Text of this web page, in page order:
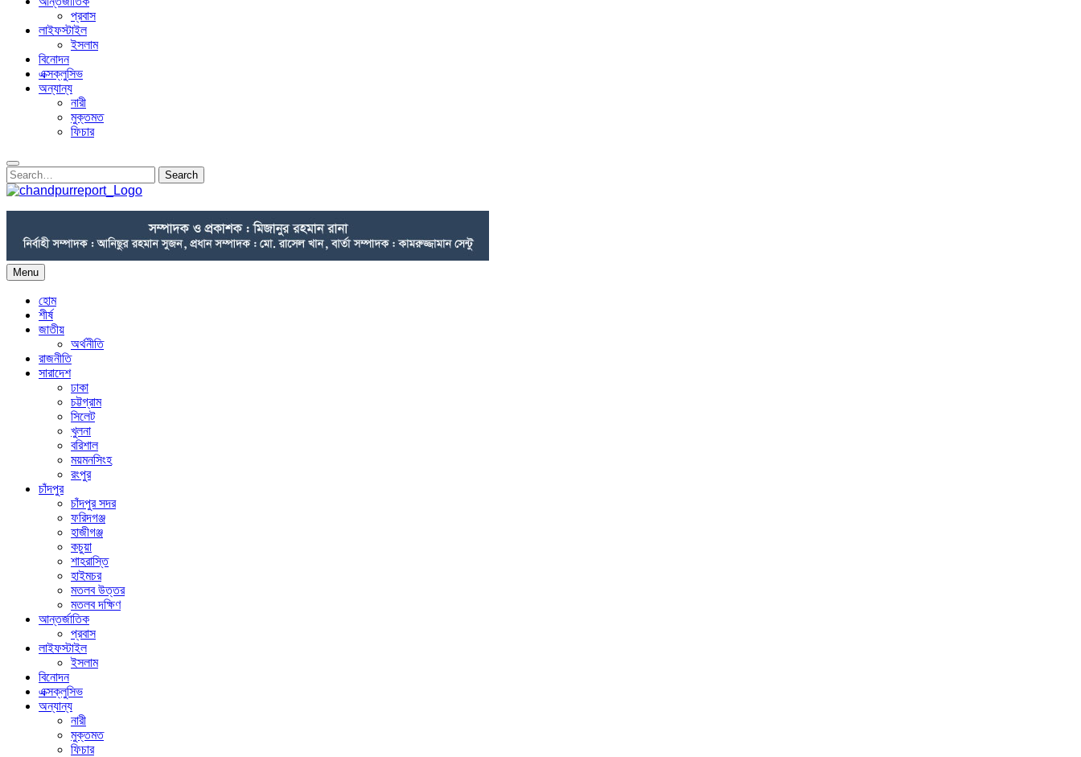
প্রবাস
লাইফস্টাইল
ইসলাম
বিনোদন
এক্সক্লুসিভ
অন্যান্য
নারী
মুক্তমত
ফিচার
Search
for:
Search
chandpurreport.com- News Portal In Chandpur.
Find News Portal Latest News, Videos & Pictures on News Portal and see latest updates, news, information In Chandpur.
Menu
হোম
শীর্ষ
জাতীয়
অর্থনীতি
রাজনীতি
সারাদেশ
ঢাকা
চট্টগ্রাম
সিলেট
খুলনা
বরিশাল
ময়মনসিংহ
রংপুর
চাঁদপুর
চাঁদপুর সদর
ফরিদগঞ্জ
হাজীগঞ্জ
কচুয়া
শাহরাস্তি
হাইমচর
মতলব উত্তর
মতলব দক্ষিণ
আন্তর্জাতিক
প্রবাস
লাইফস্টাইল
ইসলাম
বিনোদন
এক্সক্লুসিভ
অন্যান্য
নারী
মুক্তমত
ফিচার